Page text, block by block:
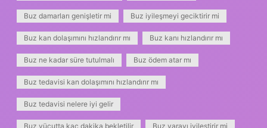
Buz damarları genişletir mi Buz iyileşmeyi geciktirir mi
Buz kan dolaşımını hızlandırır mı Buz kanı hızlandırır mı
Buz ne kadar süre tutulmalı Buz ödem atar mı
Buz tedavisi kan dolaşımını hızlandırır mı
Buz tedavisi nelere iyi gelir
Buz vücutta kaç dakika bekletilir Buz yarayı iyileştirir mi